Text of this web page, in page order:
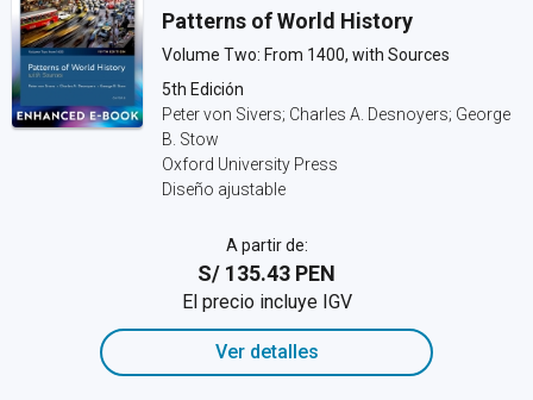
Patterns of World History
Volume Two: From 1400, with Sources
5th Edición
Peter von Sivers; Charles A. Desnoyers; George
B. Stow
Oxford University Press
Diseño ajustable
A partir de:
S/ 135.43 PEN
El precio incluye IGV
Ver detalles